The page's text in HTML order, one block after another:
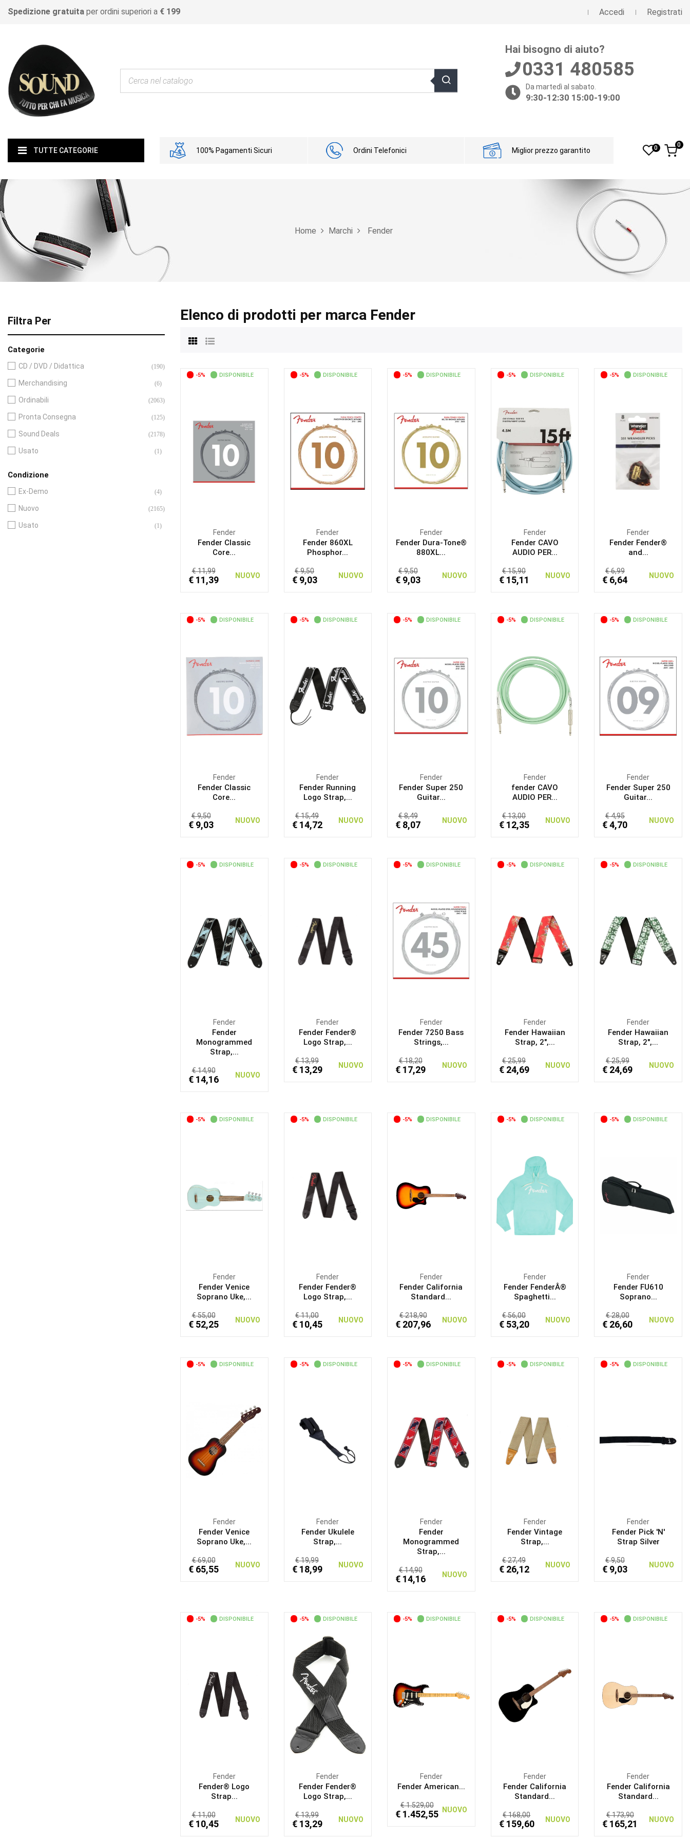
Spedizione gratuita per ordini superiori a € 199 Accedi Registrati
Hai bisogno di aiuto?
0331 480585
Da martedì al sabato.
9:30-12:30 15:00-19:00
TUTTE CATEGORIE 100% Pagamenti Sicuri Ordini Telefonici Miglior prezzo garantito 0 0
Home Marchi Fender
Filtra Per
Categorie
CD / DVD / Didattica (190)
Merchandising (6)
Ordinabili (2063)
Pronta Consegna (125)
Sound Deals (2178)
Usato (1)
Condizione
Ex-Demo (4)
Nuovo (2165)
Usato (1)
Elenco di prodotti per marca Fender
-5% DISPONIBILE
Fender
Fender Classic
Core...
€ 11,99
€ 11,39 NUOVO
-5% DISPONIBILE
Fender
Fender 860XL
Phosphor...
€ 9,50
€ 9,03 NUOVO
-5% DISPONIBILE
Fender
Fender Dura-Tone®
880XL...
€ 9,50
€ 9,03 NUOVO
-5% DISPONIBILE
Fender
Fender CAVO
AUDIO PER...
€ 15,90
€ 15,11 NUOVO
-5% DISPONIBILE
Fender
Fender Fender®
and...
€ 6,99
€ 6,64 NUOVO
-5% DISPONIBILE
Fender
Fender Classic
Core...
€ 9,50
€ 9,03 NUOVO
-5% DISPONIBILE
Fender
Fender Running
Logo Strap,...
€ 15,49
€ 14,72 NUOVO
-5% DISPONIBILE
Fender
Fender Super 250
Guitar...
€ 8,49
€ 8,07 NUOVO
-5% DISPONIBILE
Fender
fender CAVO
AUDIO PER...
€ 13,00
€ 12,35 NUOVO
-5% DISPONIBILE
Fender
Fender Super 250
Guitar...
€ 4,95
€ 4,70 NUOVO
-5% DISPONIBILE
Fender
Fender
Monogrammed
Strap,...
€ 14,90
€ 14,16 NUOVO
-5% DISPONIBILE
Fender
Fender Fender®
Logo Strap,...
€ 13,99
€ 13,29 NUOVO
-5% DISPONIBILE
Fender
Fender 7250 Bass
Strings,...
€ 18,20
€ 17,29 NUOVO
-5% DISPONIBILE
Fender
Fender Hawaiian
Strap, 2",...
€ 25,99
€ 24,69 NUOVO
-5% DISPONIBILE
Fender
Fender Hawaiian
Strap, 2",...
€ 25,99
€ 24,69 NUOVO
-5% DISPONIBILE
Fender
Fender Venice
Soprano Uke,...
€ 55,00
€ 52,25 NUOVO
-5% DISPONIBILE
Fender
Fender Fender®
Logo Strap,...
€ 11,00
€ 10,45 NUOVO
-5% DISPONIBILE
Fender
Fender California
Standard...
€ 218,90
€ 207,96 NUOVO
-5% DISPONIBILE
Fender
Fender FenderÂ®
Spaghetti...
€ 56,00
€ 53,20 NUOVO
-5% DISPONIBILE
Fender
Fender FU610
Soprano...
€ 28,00
€ 26,60 NUOVO
-5% DISPONIBILE
Fender
Fender Venice
Soprano Uke,...
€ 69,00
€ 65,55 NUOVO
-5% DISPONIBILE
Fender
Fender Ukulele
Strap,...
€ 19,99
€ 18,99 NUOVO
-5% DISPONIBILE
Fender
Fender
Monogrammed
Strap,...
€ 14,90
€ 14,16 NUOVO
-5% DISPONIBILE
Fender
Fender Vintage
Strap,...
€ 27,49
€ 26,12 NUOVO
-5% DISPONIBILE
Fender
Fender Pick 'N'
Strap Silver
€ 9,50
€ 9,03 NUOVO
-5% DISPONIBILE
Fender
Fender® Logo
Strap...
€ 11,00
€ 10,45 NUOVO
-5% DISPONIBILE
Fender
Fender Fender®
Logo Strap,...
€ 13,99
€ 13,29 NUOVO
-5% DISPONIBILE
Fender
Fender American...
€ 1.529,00
€ 1.452,55 NUOVO
-5% DISPONIBILE
Fender
Fender California
Standard...
€ 168,00
€ 159,60 NUOVO
-5% DISPONIBILE
Fender
Fender California
Standard...
€ 173,90
€ 165,21 NUOVO